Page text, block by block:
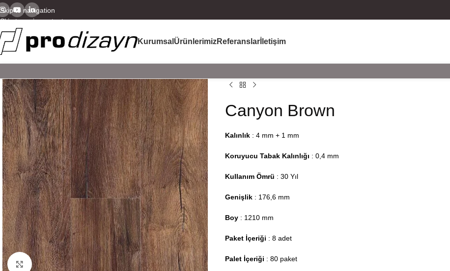
Skip to navigation
Skip to main content
Kurumsal ÜrünlerimizReferanslar İletişim
Click to enlarge
Canyon Brown
Kalınlık : 4 mm + 1 mm
Koruyucu Tabak Kalınlığı : 0,4 mm
Kullanım Ömrü : 30 Yıl
Genişlik : 176,6 mm
Boy : 1210 mm
Paket İçeriği : 8 adet
Palet İçeriği : 80 paket